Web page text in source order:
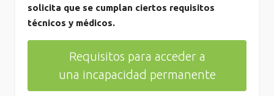
solicita que se cumplan ciertos requisitos
técnicos y médicos.
Requisitos para acceder a
una incapacidad permanente